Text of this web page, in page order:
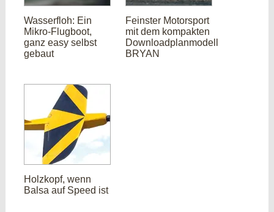
Wasserfloh: Ein
Mikro-Flugboot,
ganz easy selbst
gebaut
Feinster Motorsport
mit dem kompakten
Downloadplanmodell
BRYAN
Holzkopf, wenn
Balsa auf Speed ist